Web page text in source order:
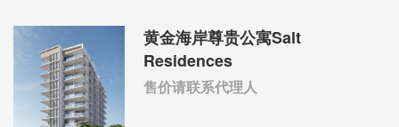
黄金海岸尊贵公寓Salt
Residences
售价请联系代理人